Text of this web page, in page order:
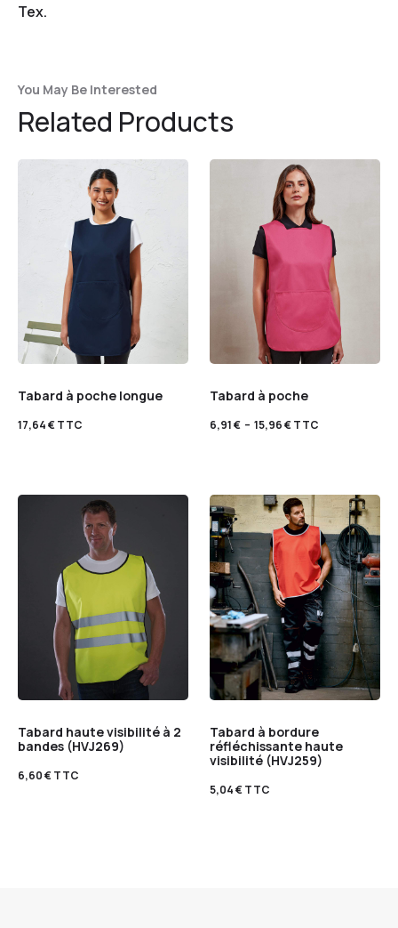
Tex.
You May Be Interested
Related Products
Tabard à poche longue
17,64€TTC
Tabard à poche
6,91€ – 15,96€TTC
Tabard haute visibilité à 2
bandes (HVJ269)
6,60€TTC
Tabard à bordure
réfléchissante haute
visibilité (HVJ259)
5,04€TTC